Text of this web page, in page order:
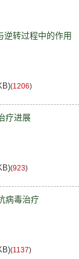
逆转过程中的作用
(1206)
疗进展
(923)
病毒治疗
(1137)